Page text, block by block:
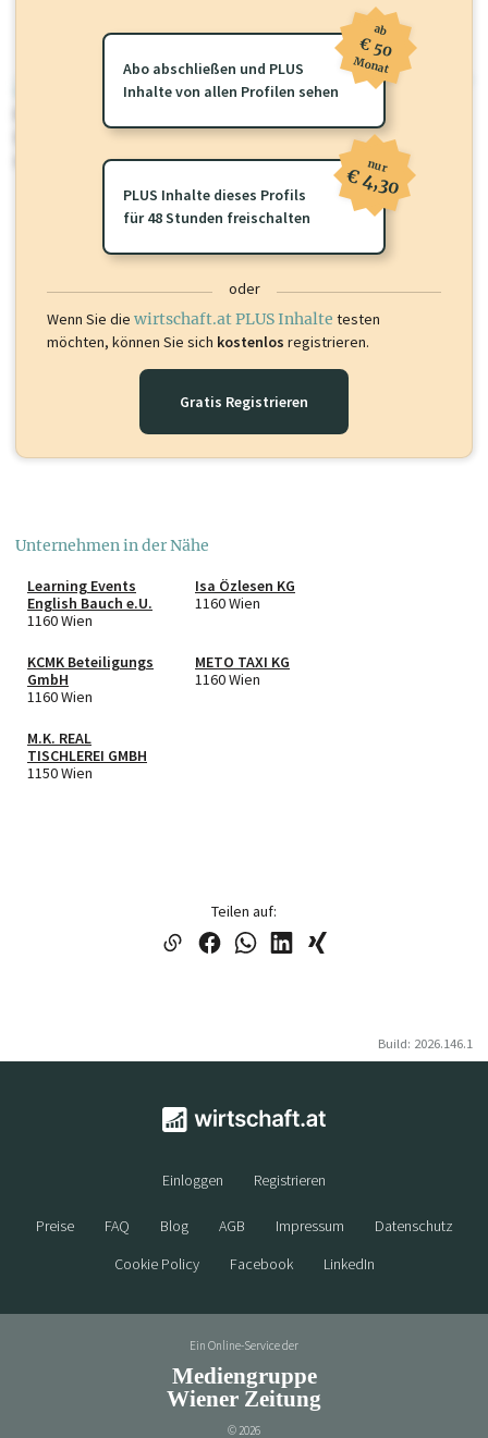
wirtschaft.at PLUS
Sie momentan nicht einsehen können. Schalten Sie dieses Profil frei
oder loggen Sie sich ein um diese Inhalte zu sehen.
Abo abschließen und PLUS
Inhalte von allen Profilen sehen
ab
€ 50
Monat
PLUS Inhalte dieses Profils
für 48 Stunden freischalten
nur
€ 4,30
oder
Wenn Sie die wirtschaft.at PLUS Inhalte testen
möchten, können Sie sich kostenlos registrieren.
Gratis Registrieren
Unternehmen in der Nähe
Learning Events
English Bauch e.U.
1160 Wien
Isa Özlesen KG
1160 Wien
KCMK Beteiligungs
GmbH
1160 Wien
METO TAXI KG
1160 Wien
M.K. REAL
TISCHLEREI GMBH
1150 Wien
Teilen auf:
Build: 2026.146.1
Einloggen Registrieren
Preise FAQ Blog AGB Impressum
Datenschutz
Cookie Policy
Facebook LinkedIn
Ein Online-Service der
Mediengruppe
Wiener Zeitung
© 2026